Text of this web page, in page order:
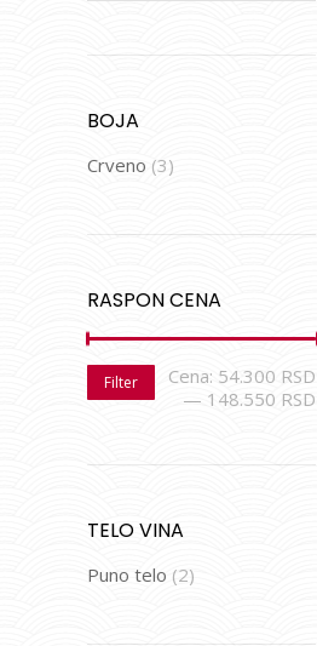
BOJA
Crveno (3)
RASPON CENA
Filter Cena: 54.300 RSD
— 148.550 RSD
TELO VINA
Puno telo (2)